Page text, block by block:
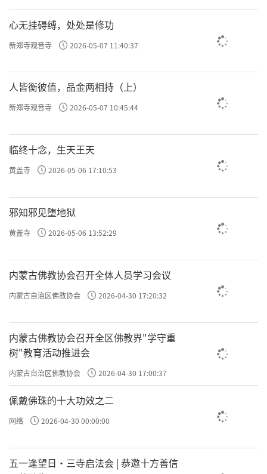
许方勇解读《了凡四训》（四六）
许方勇解读《了凡四训》（四七）
许方勇解读《了凡四训》（四八）
许方勇解读《了凡四训》（四九）
许方勇解读《了凡四训》（五一）
许方勇解读《了凡四训》（五二）
许方勇解读《了凡四训》（五三）
许方勇解读《了凡四训》（五四）
许方勇解读《了凡四训》（五六）
心无挂碍缚，处处是修功
新郑寺观音寺 2026-05-07 11:40:37
人皆衡彼值，品金两相持（上）
新郑寺观音寺 2026-05-07 10:45:44
临终十念，生天王天
黄盖寺 2026-05-06 17:10:53
邪知邪见堕地狱
黄盖寺 2026-05-06 13:52:29
内蒙古佛教协会召开全体人员学习会议
内蒙古自治区佛教协会 2026-04-30 17:20:32
内蒙古佛教协会召开全区佛教界"学守重
树"教育活动推进会
内蒙古自治区佛教协会 2026-04-30 17:00:37
佩戴佛珠的十大功效之二
网络 2026-04-30 00:00:00
五一逢望日・三寺启法会 | 恭邀十方善信